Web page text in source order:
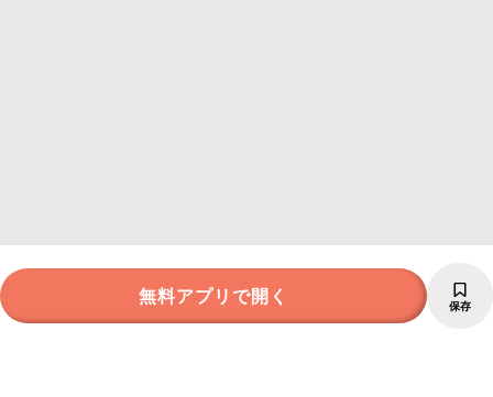
無料アプリで開く 保存